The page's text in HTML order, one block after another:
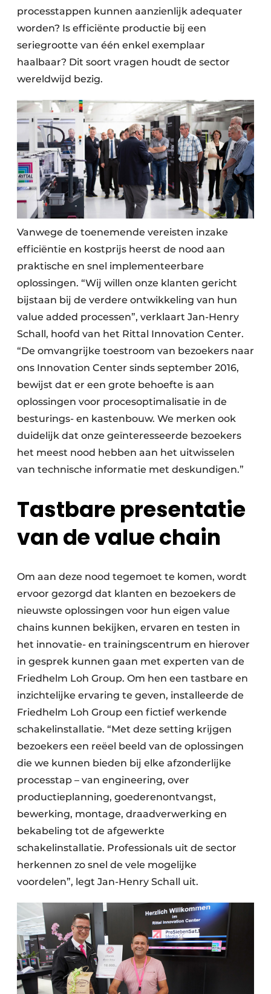
processtappen kunnen aanzienlijk adequater
worden? Is efficiënte productie bij een
seriegrootte van één enkel exemplaar
haalbaar? Dit soort vragen houdt de sector
wereldwijd bezig.
Vanwege de toenemende vereisten inzake
efficiëntie en kostprijs heerst de nood aan
praktische en snel implementeerbare
oplossingen. “Wij willen onze klanten gericht
bijstaan bij de verdere ontwikkeling van hun
value added processen”, verklaart Jan-Henry
Schall, hoofd van het Rittal Innovation Center.
“De omvangrijke toestroom van bezoekers naar
ons Innovation Center sinds september 2016,
bewijst dat er een grote behoefte is aan
oplossingen voor procesoptimalisatie in de
besturings- en kastenbouw. We merken ook
duidelijk dat onze geïnteresseerde bezoekers
het meest nood hebben aan het uitwisselen
van technische informatie met deskundigen.”
Tastbare presentatie
van de value chain
Om aan deze nood tegemoet te komen, wordt
ervoor gezorgd dat klanten en bezoekers de
nieuwste oplossingen voor hun eigen value
chains kunnen bekijken, ervaren en testen in
het innovatie- en trainingscentrum en hierover
in gesprek kunnen gaan met experten van de
Friedhelm Loh Group. Om hen een tastbare en
inzichtelijke ervaring te geven, installeerde de
Friedhelm Loh Group een fictief werkende
schakelinstallatie. “Met deze setting krijgen
bezoekers een reëel beeld van de oplossingen
die we kunnen bieden bij elke afzonderlijke
processtap – van engineering, over
productieplanning, goederenontvangst,
bewerking, montage, draadverwerking en
bekabeling tot de afgewerkte
schakelinstallatie. Professionals uit de sector
herkennen zo snel de vele mogelijke
voordelen”, legt Jan-Henry Schall uit.